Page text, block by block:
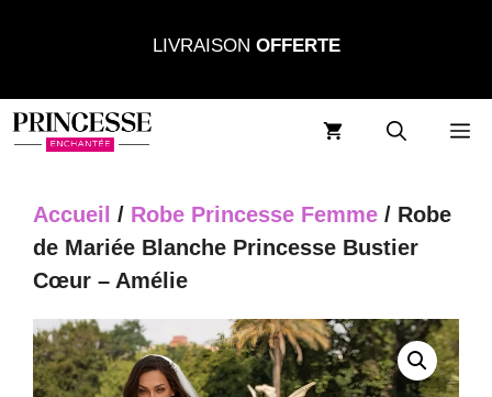
LIVRAISON OFFERTE
Accueil / Robe Princesse Femme / Robe
de Mariée Blanche Princesse Bustier
Cœur – Amélie